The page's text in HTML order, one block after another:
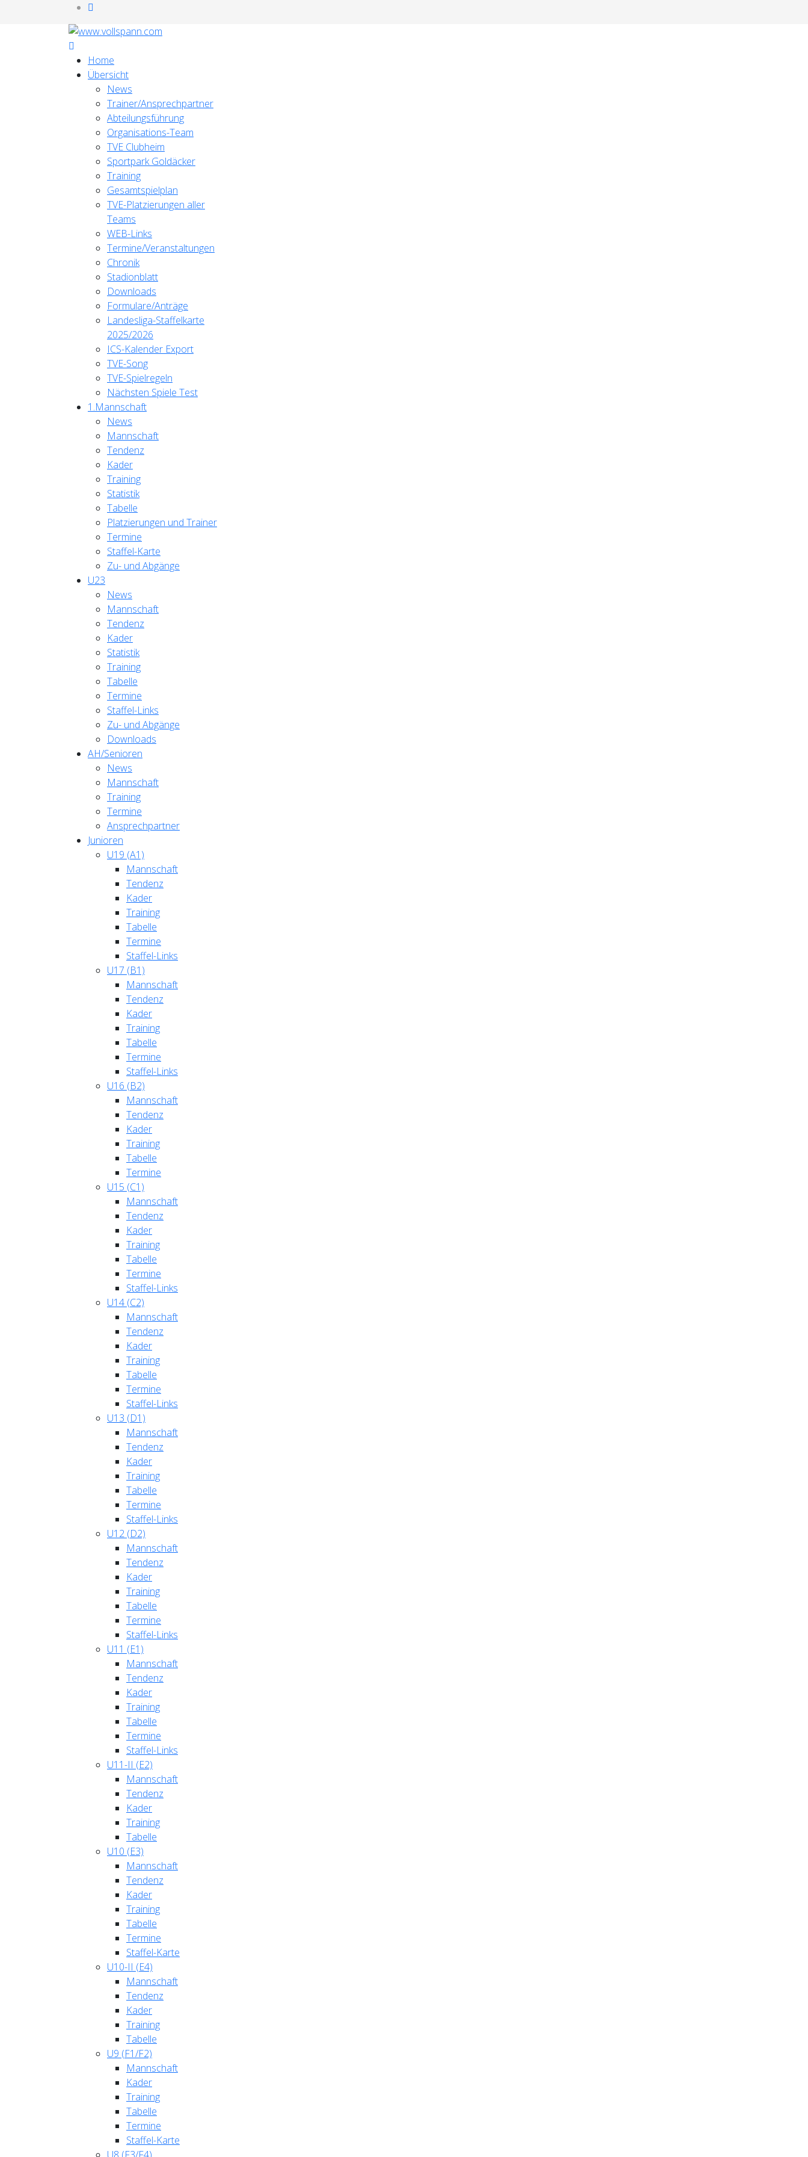
Home
Übersicht
News
Trainer/Ansprechpartner
Abteilungsführung
Organisations-Team
TVE Clubheim
Sportpark Goldäcker
Training
Gesamtspielplan
TVE-Platzierungen aller
Teams
WEB-Links
Termine/Veranstaltungen
Chronik
Stadionblatt
Downloads
Formulare/Anträge
Landesliga-Staffelkarte
2025/2026
ICS-Kalender Export
TVE-Song
TVE-Spielregeln
Nächsten Spiele Test
1.Mannschaft
News
Mannschaft
Tendenz
Kader
Training
Statistik
Tabelle
Platzierungen und Trainer
Termine
Staffel-Karte
Zu- und Abgänge
U23
News
Mannschaft
Tendenz
Kader
Statistik
Training
Tabelle
Termine
Staffel-Links
Zu- und Abgänge
Downloads
AH/Senioren
News
Mannschaft
Training
Termine
Ansprechpartner
Junioren
U19 (A1)
Mannschaft
Tendenz
Kader
Training
Tabelle
Termine
Staffel-Links
U17 (B1)
Mannschaft
Tendenz
Kader
Training
Tabelle
Termine
Staffel-Links
U16 (B2)
Mannschaft
Tendenz
Kader
Training
Tabelle
Termine
U15 (C1)
Mannschaft
Tendenz
Kader
Training
Tabelle
Termine
Staffel-Links
U14 (C2)
Mannschaft
Tendenz
Kader
Training
Tabelle
Termine
Staffel-Links
U13 (D1)
Mannschaft
Tendenz
Kader
Training
Tabelle
Termine
Staffel-Links
U12 (D2)
Mannschaft
Tendenz
Kader
Training
Tabelle
Termine
Staffel-Links
U11 (E1)
Mannschaft
Tendenz
Kader
Training
Tabelle
Termine
Staffel-Links
U11-II (E2)
Mannschaft
Tendenz
Kader
Training
Tabelle
U10 (E3)
Mannschaft
Tendenz
Kader
Training
Tabelle
Termine
Staffel-Karte
U10-II (E4)
Mannschaft
Tendenz
Kader
Training
Tabelle
U9 (F1/F2)
Mannschaft
Kader
Training
Tabelle
Termine
Staffel-Karte